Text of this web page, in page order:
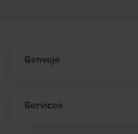
Genveje
Services